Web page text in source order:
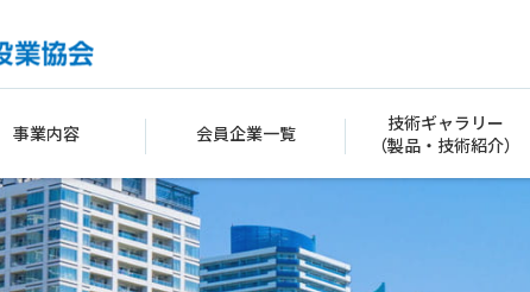
事業内容 会員企業一覧
技術ギャラリー
（製品・技術紹介）